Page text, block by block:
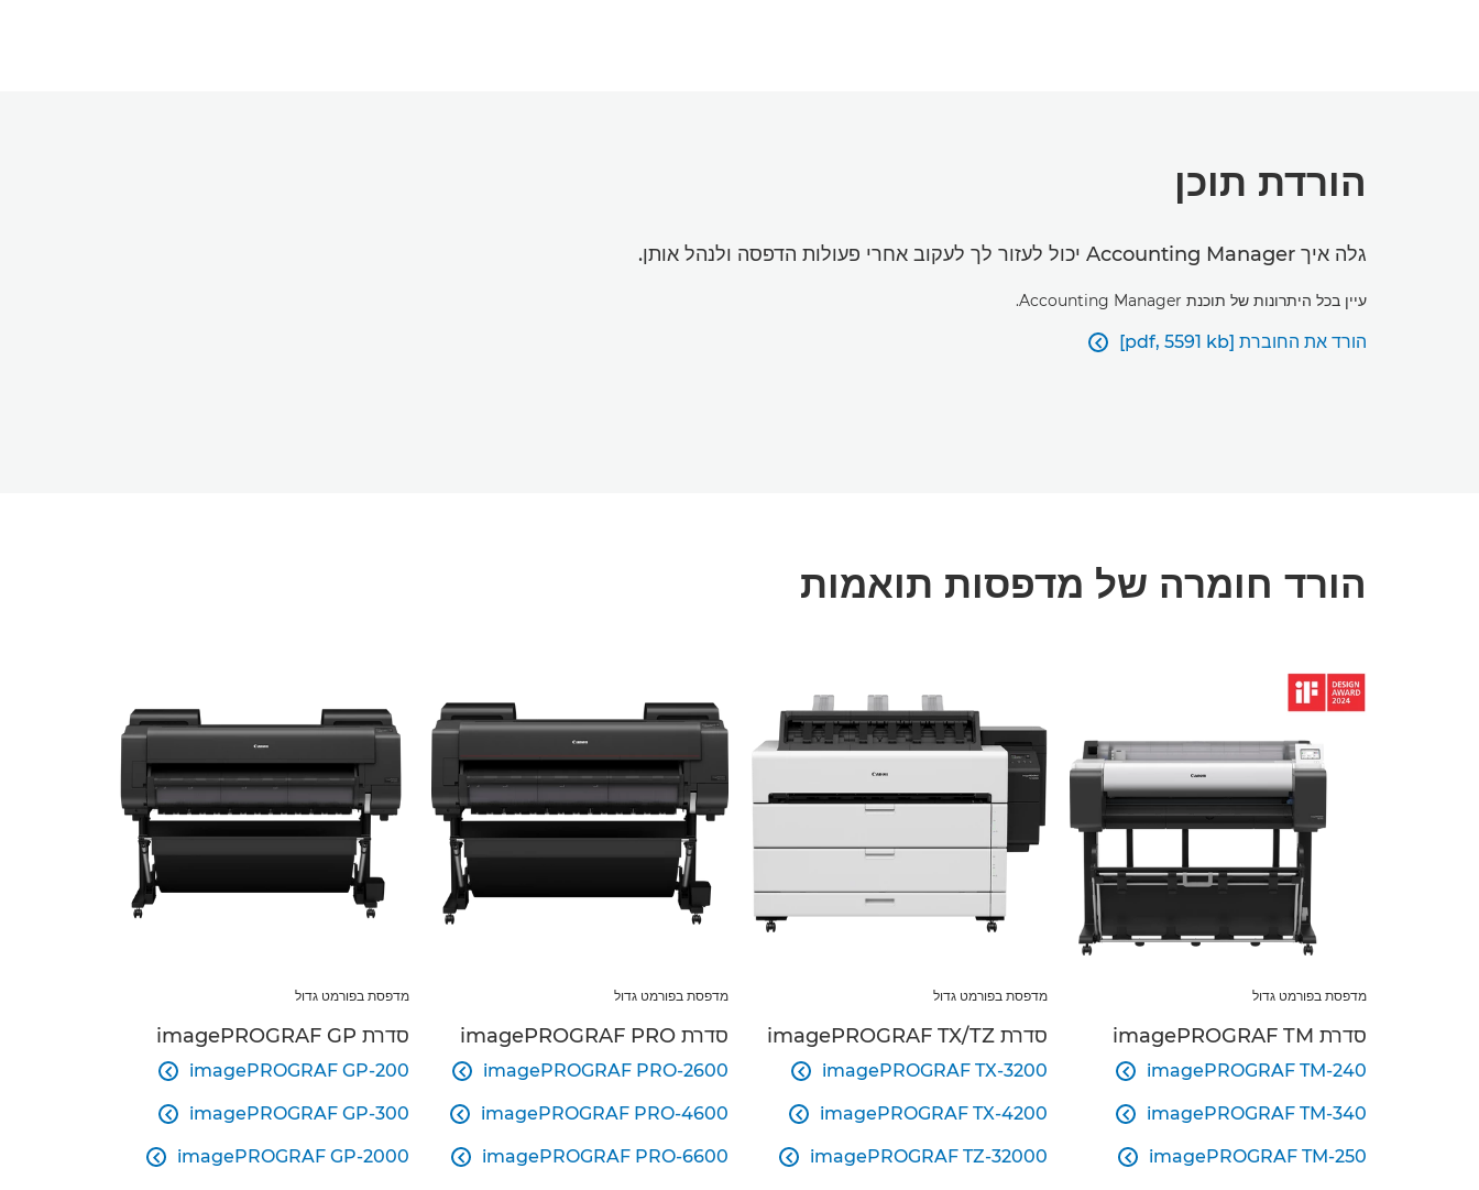
הורדת תוכן
גלה איך Accounting Manager יכול לעזור לך לעקוב אחרי פעולות הדפסה ולנהל אותן.
עיין בכל היתרונות של תוכנת Accounting Manager.
הורד את החוברת [pdf, 5591 kb] 
הורד חומרה של מדפסות תואמות
מדפסת בפורמט גדול
סדרת imagePROGRAF TM
imagePROGRAF TM-240

imagePROGRAF TM-340

imagePROGRAF TM-250

מדפסת בפורמט גדול
סדרת imagePROGRAF TX/TZ
imagePROGRAF TX-3200

imagePROGRAF TX-4200

imagePROGRAF TZ-32000

מדפסת בפורמט גדול
סדרת imagePROGRAF PRO
imagePROGRAF PRO-2600

imagePROGRAF PRO-4600

imagePROGRAF PRO-6600

מדפסת בפורמט גדול
סדרת imagePROGRAF GP
imagePROGRAF GP-200

imagePROGRAF GP-300

imagePROGRAF GP-2000
